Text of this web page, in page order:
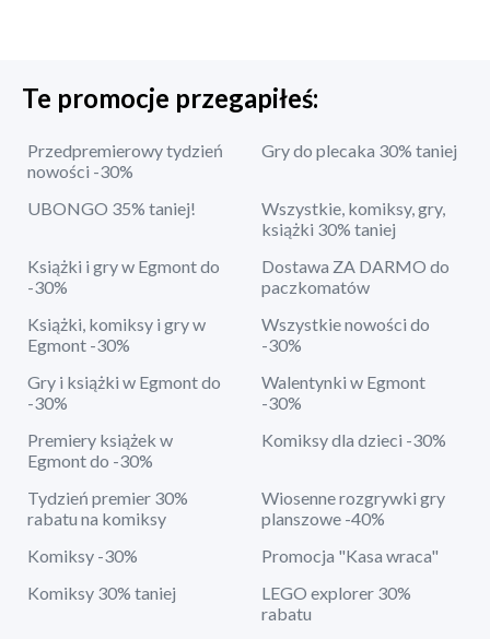
Te promocje przegapiłeś:
Przedpremierowy tydzień
nowości -30%
Gry do plecaka 30% taniej
UBONGO 35% taniej!
Wszystkie, komiksy, gry,
książki 30% taniej
Książki i gry w Egmont do
-30%
Dostawa ZA DARMO do
paczkomatów
Książki, komiksy i gry w
Egmont -30%
Wszystkie nowości do
-30%
Gry i książki w Egmont do
-30%
Walentynki w Egmont
-30%
Premiery książek w
Egmont do -30%
Komiksy dla dzieci -30%
Tydzień premier 30%
rabatu na komiksy
Wiosenne rozgrywki gry
planszowe -40%
Komiksy -30%
Promocja "Kasa wraca"
Komiksy 30% taniej
LEGO explorer 30%
rabatu